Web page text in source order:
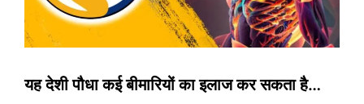
यह देशी पौधा कई बीमारियों का इलाज कर सकता है…